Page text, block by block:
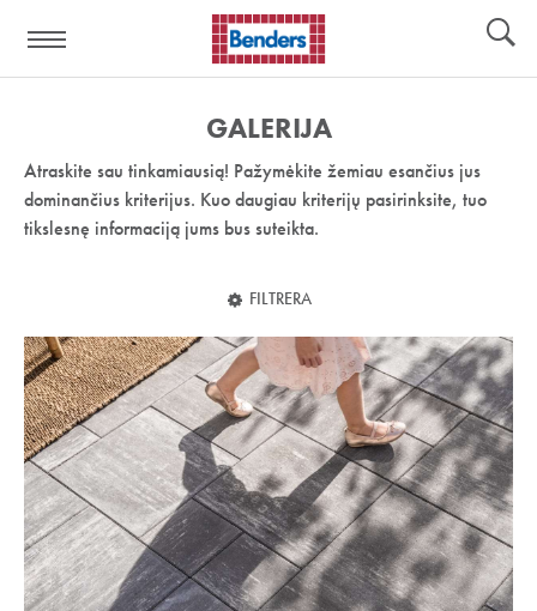
nuoroda:
GALERIJA
Atraskite sau tinkamiausią! Pažymėkite žemiau esančius jus
dominančius kriterijus. Kuo daugiau kriterijų pasirinksite, tuo
tikslesnę informaciją jums bus suteikta.
FILTRERA